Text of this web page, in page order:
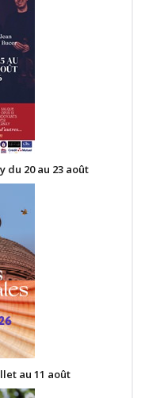
du 20 au 23 août
au 11 août